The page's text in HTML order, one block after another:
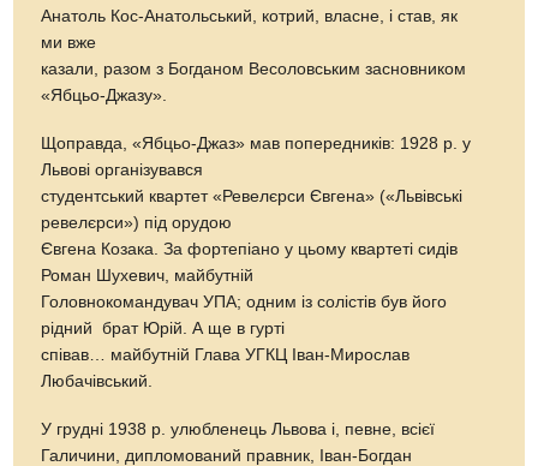
Анатоль Кос-Анатольський, котрий, власне, і став, як
ми вже
казали, разом з Богданом Весоловським засновником
«Ябцьо-Джазу».
Щоправда, «Ябцьо-Джаз» мав попередників: 1928 р. у
Львові організувався
студентський квартет «Ревелєрси Євгена» («Львівські
ревелєрси») під орудою
Євгена Козака. За фортепіано у цьому квартеті сидів
Роман Шухевич, майбутній
Головнокомандувач УПА; одним із солістів був його
рідний брат Юрій. А ще в гурті
співав… майбутній Глава УГКЦ Іван-Мирослав
Любачівський.
У грудні 1938 р. улюбленець Львова і, певне, всієї
Галичини, дипломований правник, Іван-Богдан